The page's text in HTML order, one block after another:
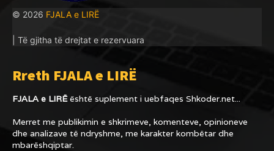
© 2026 FJALA e LIRË
| Të gjitha të drejtat e rezervuara
Rreth FJALA e LIRË
FJALA e LIRËështë suplement i uebfaqes Shkoder.net...
Merret me publikimin e shkrimeve, komenteve, opinioneve
dhe analizave të ndryshme, me karakter kombëtar dhe
mbarëshqiptar.